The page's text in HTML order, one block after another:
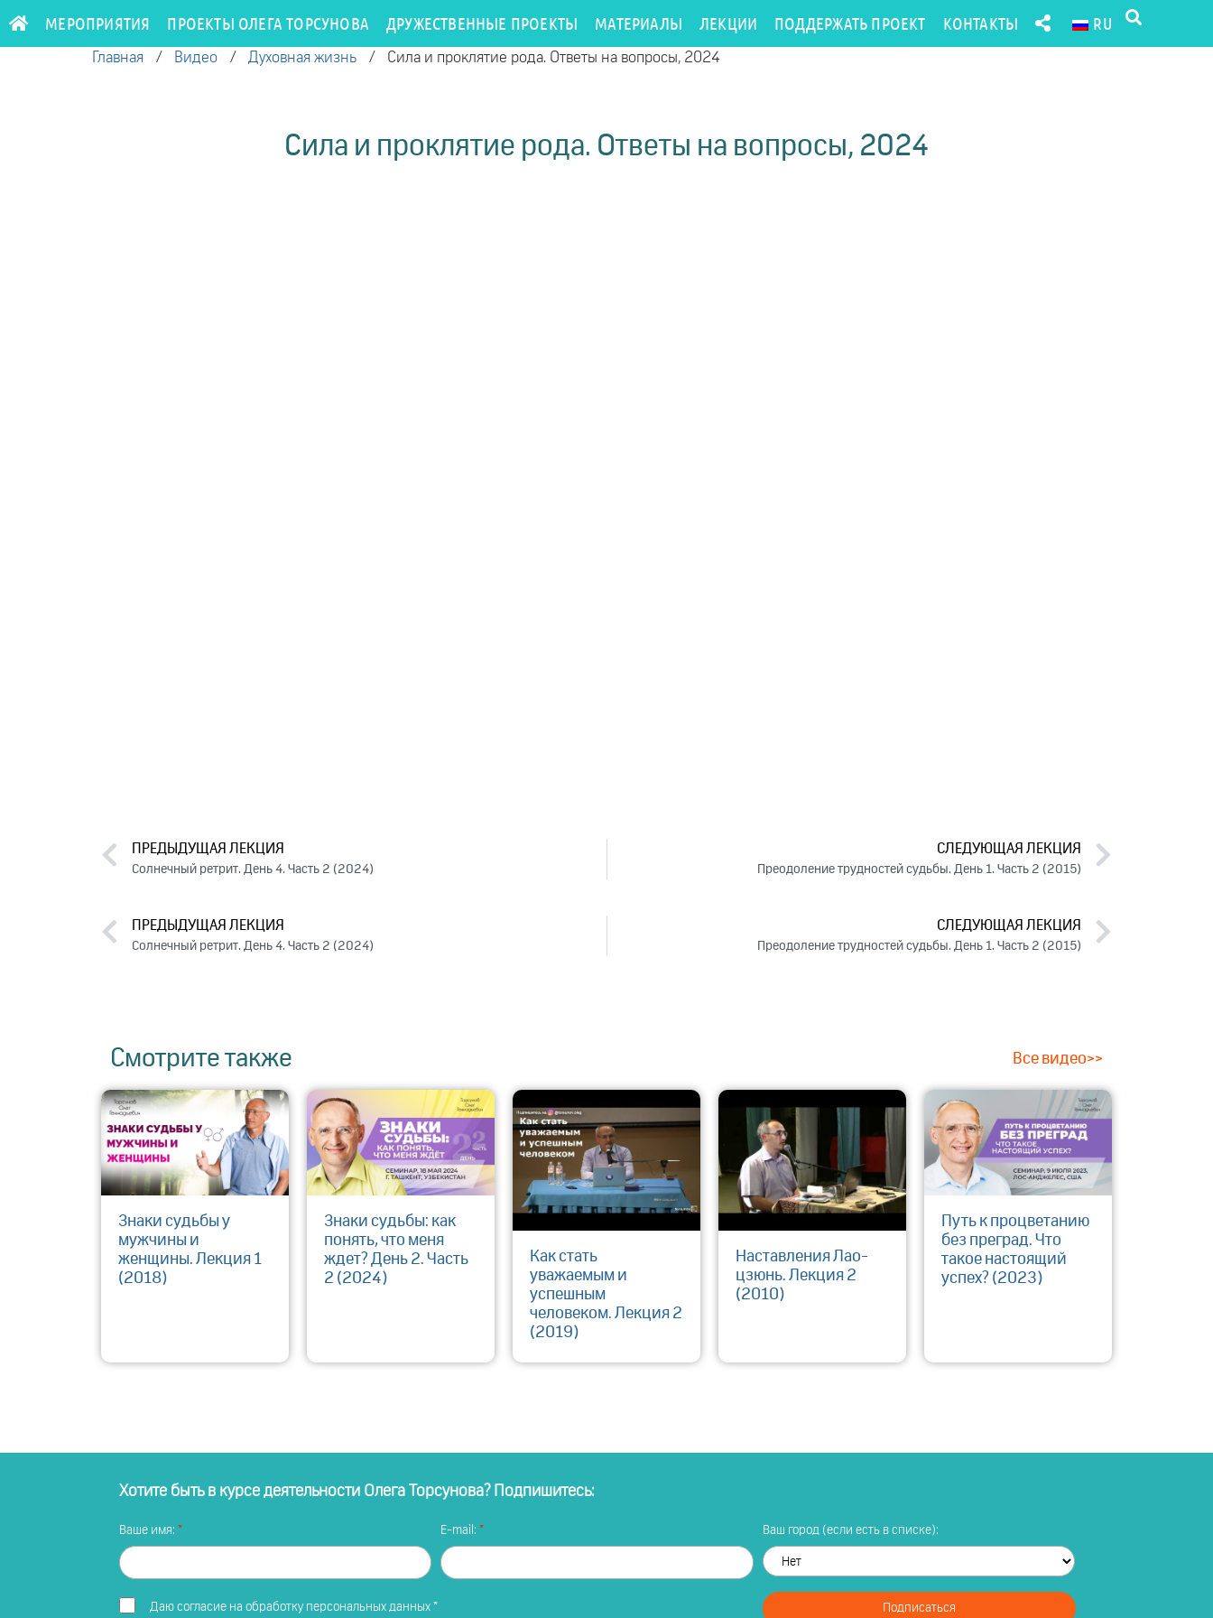
МЕРОПРИЯТИЯ ПРОЕКТЫ ОЛЕГА ТОРСУНОВА ДРУЖЕСТВЕННЫЕ ПРОЕКТЫ МАТЕРИАЛЫ ЛЕКЦИИ ПОДДЕРЖАТЬ ПРОЕКТ КОНТАКТЫ RU
Главная / Видео / Духовная жизнь / Сила и проклятие рода. Ответы на вопросы, 2024
Сила и проклятие рода. Ответы на вопросы, 2024
ПРЕДЫДУЩАЯ ЛЕКЦИЯ
Солнечный ретрит. День 4. Часть 2 (2024)
СЛЕДУЮЩАЯ ЛЕКЦИЯ
Преодоление трудностей судьбы. День 1. Часть 2 (2015)
ПРЕДЫДУЩАЯ ЛЕКЦИЯ
Солнечный ретрит. День 4. Часть 2 (2024)
СЛЕДУЮЩАЯ ЛЕКЦИЯ
Преодоление трудностей судьбы. День 1. Часть 2 (2015)
Смотрите также Все видео>>
Знаки судьбы у
мужчины и
женщины. Лекция 1
(2018)
Знаки судьбы: как
понять, что меня
ждет? День 2. Часть
2 (2024)
Как стать
уважаемым и
успешным
человеком. Лекция 2
(2019)
Наставления Лао-
цзюнь. Лекция 2
(2010)
Путь к процветанию
без преград. Что
такое настоящий
успех? (2023)
Хотите быть в курсе деятельности Олега Торсунова? Подпишитесь:
Ваше имя: E-mail: Ваш город (если есть в списке):
Даю согласие на обработку персональных данных* Подписаться